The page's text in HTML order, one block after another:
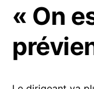
« On